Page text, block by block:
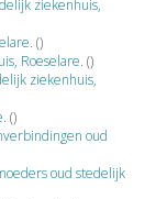
ziekenhuis,
()
Roeselare. ()
ziekenhuis,
()
oud
oud stedelijk